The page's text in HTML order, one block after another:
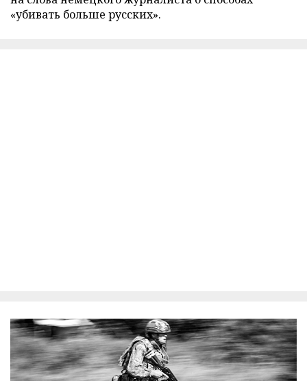
«убивать больше русских».